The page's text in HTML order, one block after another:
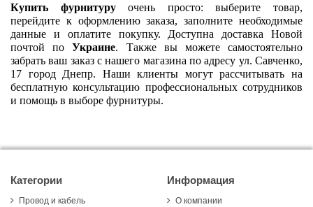
Купить фурнитуру очень просто: выберите товар,
перейдите к оформлению заказа, заполните необходимые
данные и оплатите покупку. Доступна доставка Новой
почтой по Украине. Также вы можете самостоятельно
забрать ваш заказ с нашего магазина по адресу ул. Савченко,
17 город Днепр. Наши клиенты могут рассчитывать на
бесплатную консультацию профессиональных сотрудников
и помощь в выборе фурнитуры.
Категории
Провод и кабель
Информация
О компании